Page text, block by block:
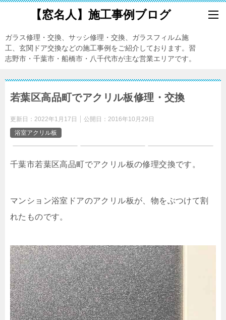
【窓名人】施工事例ブログ
ガラス修理・交換、サッシ修理・交換、ガラスフィルム施
工、玄関ドア交換などの施工事例をご紹介しております。習
志野市・千葉市・船橋市・八千代市が主な営業エリアです。
若葉区高品町でアクリル板修理・交換
更新日： 2022年1月17日 公開日： 2016年10月29日
浴室アクリル板
千葉市若葉区高品町でアクリル板の修理交換です。
マンション浴室ドアのアクリル板が、物をぶつけて割
れたものです。